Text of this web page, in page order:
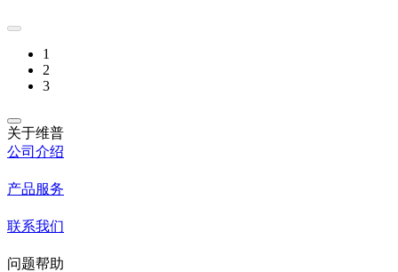
1
2
3
关于维普
公司介绍
产品服务
联系我们
问题帮助